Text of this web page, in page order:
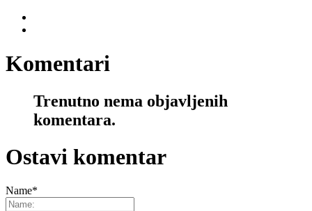
Komentari
Trenutno nema objavljenih
komentara.
Ostavi komentar
Name*